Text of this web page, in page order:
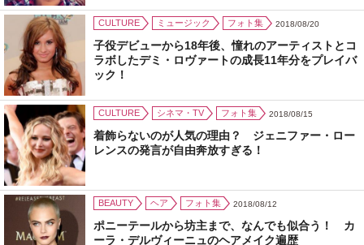
CULTURE ミュージック フォト集 2018/08/20
子役デビューから18年後、憧れのアーティストとコ
ラボしたデミ・ロヴァートの成長11年分をプレイバ
ック！
CULTURE シネマ・TV フォト集 2018/08/15
着飾らないのが人気の理由？ ジェニファー・ロー
レンスの発言が自由奔放すぎる！
BEAUTY ヘア フォト集 2018/08/12
ポニーテールから坊主まで、なんでも似合う！ カ
ーラ・デルヴィーニュのヘアメイク遍歴